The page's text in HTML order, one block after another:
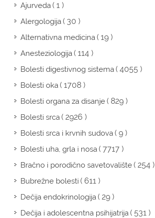
Ajurveda( 1 )
Alergologija( 30 )
Alternativna medicina( 19 )
Anesteziologija( 114 )
Bolesti digestivnog sistema( 4055 )
Bolesti oka( 1708 )
Bolesti organa za disanje( 829 )
Bolesti srca( 2926 )
Bolesti srca i krvnih sudova( 9 )
Bolesti uha, grla i nosa( 7717 )
Bračno i porodično savetovalište( 254 )
Bubrežne bolesti( 611 )
Dečija endokrinologija( 29 )
Dečija i adolescentna psihijatrija( 531 )